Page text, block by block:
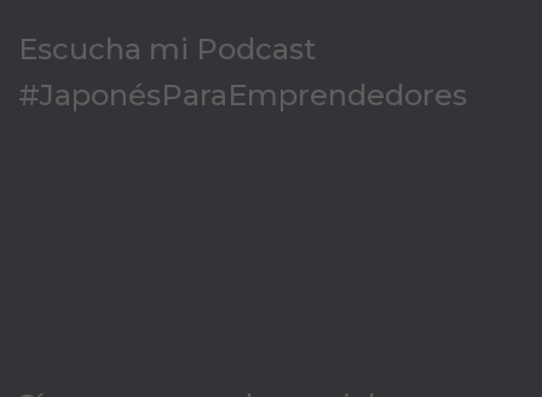
Escucha mi Podcast
#JaponésParaEmprendedores